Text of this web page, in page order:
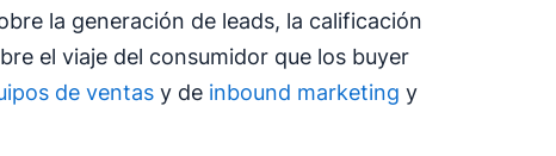
la generación de leads, la calificación
el viaje del consumidor que los buyer
de ventas y de inbound marketing y